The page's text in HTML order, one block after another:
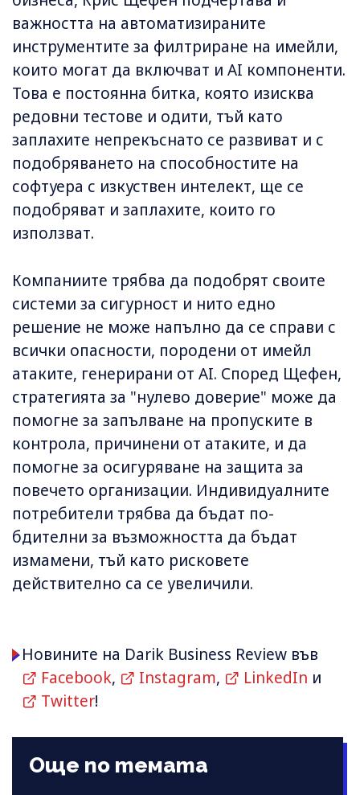
важността на автоматизираните
инструментите за филтриране на имейли,
които могат да включват и AI компоненти.
Това е постоянна битка, която изисква
редовни тестове и одити, тъй като
заплахите непрекъснато се развиват и с
подобряването на способностите на
софтуера с изкуствен интелект, ще се
подобряват и заплахите, които го
използват.
Компаниите трябва да подобрят своите
системи за сигурност и нито едно
решение не може напълно да се справи с
всички опасности, породени от имейл
атаките, генерирани от AI. Според Щефен,
стратегията за "нулево доверие" може да
помогне за запълване на пропуските в
контрола, причинени от атаките, и да
помогне за осигуряване на защита за
повечето организации. Индивидуалните
потребители трябва да бъдат по-
бдителни за възможността да бъдат
измамени, тъй като рисковете
действително са се увеличили.
Новините на Darik Business Review във
Facebook, Instagram, LinkedIn и
Twitter!
Още по темата